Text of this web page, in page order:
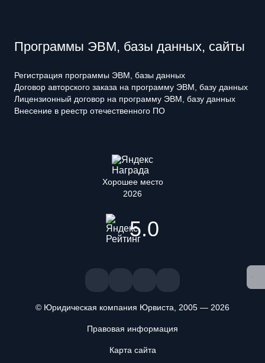
Программы ЭВМ, базы данных, сайты
Регистрация программы ЭВМ, базы данных
Договор авторского заказа на программу ЭВМ, базу данных
Лицензионный договор на программу ЭВМ, базу данных
Внесение в реестр отечественного ПО
Хорошее место
2026
5.0
© Юридическая компания Юрвиста, 2005 — 2026
Правовая информация
Карта сайта